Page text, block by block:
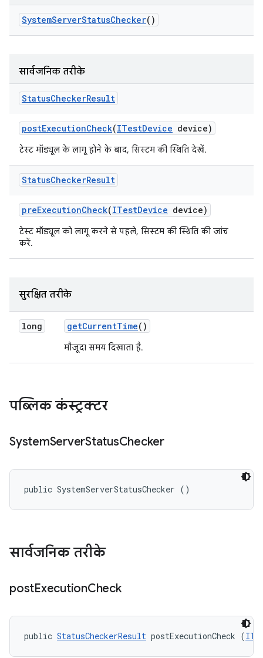
SystemServerStatusChecker()
सार्वजनिक तरीके
StatusCheckerResult
postExecutionCheck(ITestDevice device)
टेस्ट मॉड्यूल के लागू होने के बाद, सिस्टम की स्थिति देखें.
StatusCheckerResult
preExecutionCheck(ITestDevice device)
टेस्ट मॉड्यूल को लागू करने से पहले, सिस्टम की स्थिति की जांच
करें.
सुरक्षित तरीके
long getCurrentTime()
मौजूदा समय दिखाता है.
पब्लिक कंस्ट्रक्टर
SystemServerStatusChecker
public SystemServerStatusChecker ()
सार्वजनिक तरीके
postExecutionCheck
public StatusCheckerResult postExecutionCheck (